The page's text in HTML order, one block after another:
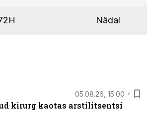
Nädal
05.08.26, 15:00
kirurg kaotas arstilitsentsi